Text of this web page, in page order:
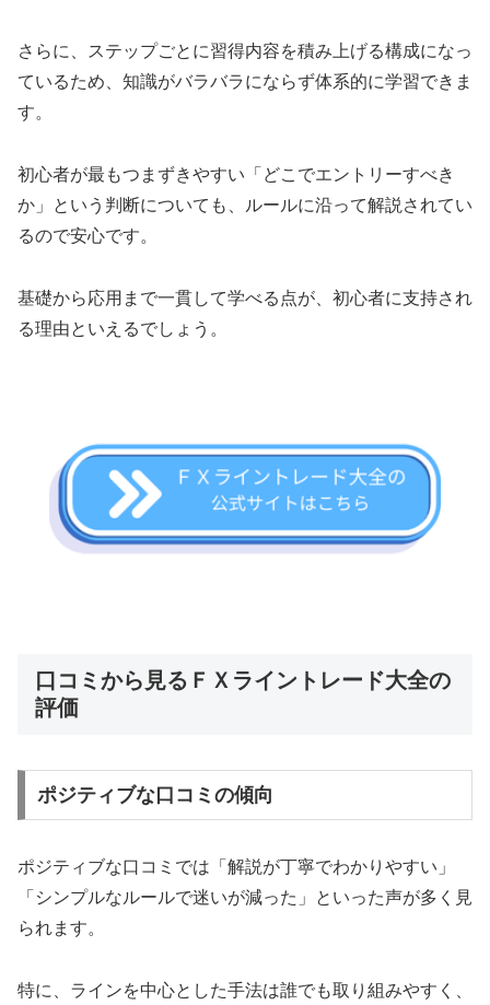
さらに、ステップごとに習得内容を積み上げる構成になっ
ているため、知識がバラバラにならず体系的に学習できま
す。
初心者が最もつまずきやすい「どこでエントリーすべき
か」という判断についても、ルールに沿って解説されてい
るので安心です。
基礎から応用まで一貫して学べる点が、初心者に支持され
る理由といえるでしょう。
口コミから見るＦＸライントレード大全の
評価
ポジティブな口コミの傾向
ポジティブな口コミでは「解説が丁寧でわかりやすい」
「シンプルなルールで迷いが減った」といった声が多く見
られます。
特に、ラインを中心とした手法は誰でも取り組みやすく、